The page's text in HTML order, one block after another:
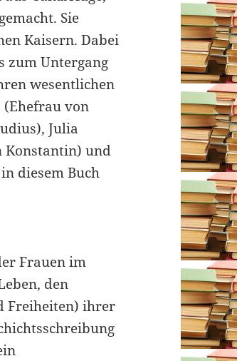
Sie
Kaisern. Dabei
zum Untergang
wesentlichen
(Ehefrau von
Julia
Konstantin) und
diesem Buch
Frauen im
den
Freiheiten) ihrer